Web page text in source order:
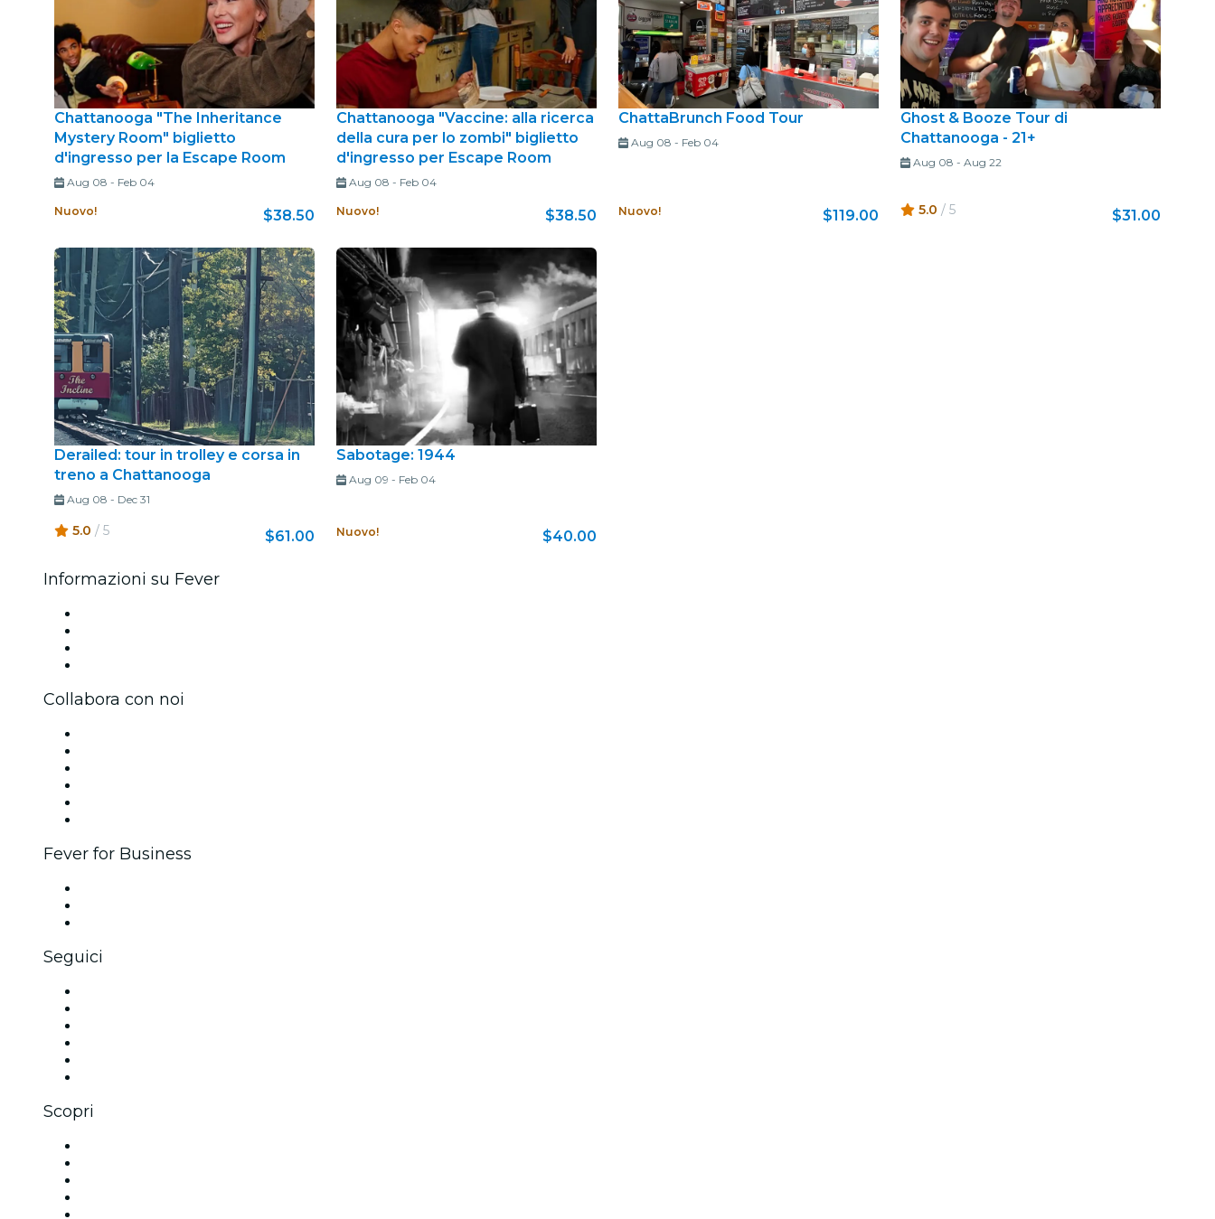
Chattanooga "The Inheritance
Mystery Room" biglietto
d'ingresso per la Escape Room
Aug 08 - Feb 04
Nuovo! $38.50
Chattanooga "Vaccine: alla ricerca
della cura per lo zombi" biglietto
d'ingresso per Escape Room
Aug 08 - Feb 04
Nuovo! $38.50
ChattaBrunch Food Tour
Aug 08 - Feb 04
Nuovo! $119.00
Ghost & Booze Tour di
Chattanooga - 21+
Aug 08 - Aug 22
5.0 / 5 $31.00
Derailed: tour in trolley e corsa in
treno a Chattanooga
Aug 08 - Dec 31
5.0 / 5 $61.00
Sabotage: 1944
Aug 09 - Feb 04
Nuovo! $40.00
Informazioni su Fever
Collabora con noi
Fever for Business
Seguici
Scopri